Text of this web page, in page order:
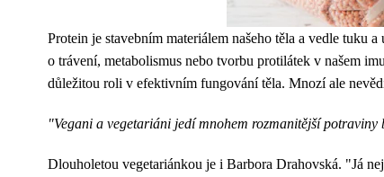
Protein je stavebním materiálem našeho těla a vedle tuku
o trávení, metabolismus nebo tvorbu protilátek v našem
důležitou roli v efektivním fungování těla. Mnozí ale
"Vegani a vegetariáni jedí mnohem rozmanitější potraviny
Dlouholetou vegetariánkou je i Barbora Drahovská. "Já